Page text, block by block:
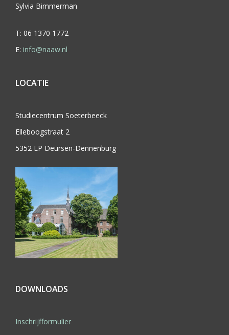
Sylvia Bimmerman
T: 06 1370 1772
E: info@naaw.nl
LOCATIE
Studiecentrum Soeterbeeck
Elleboogstraat 2
5352 LP Deursen-Dennenburg
DOWNLOADS
Inschrijfformulier